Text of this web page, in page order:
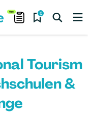
0
Tourism
&